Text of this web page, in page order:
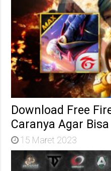
Download Free
Caranya Agar Bisa
15 Maret 2023